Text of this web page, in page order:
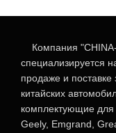
Компания
специализируется
продаже и поставке
китайских
комплектующие
Geely, Emgrand,